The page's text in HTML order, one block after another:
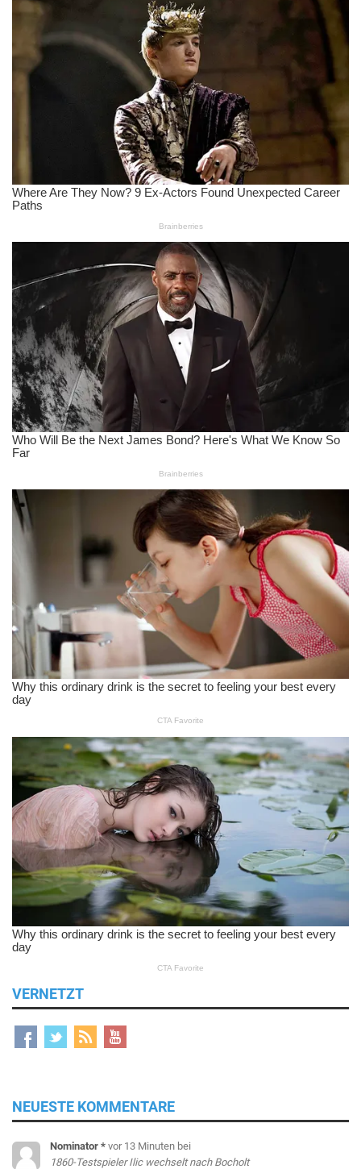
VERNETZT
NEUESTE KOMMENTARE
Nominator * vor 13 Minuten bei
1860-Testspieler Ilic wechselt nach Bocholt